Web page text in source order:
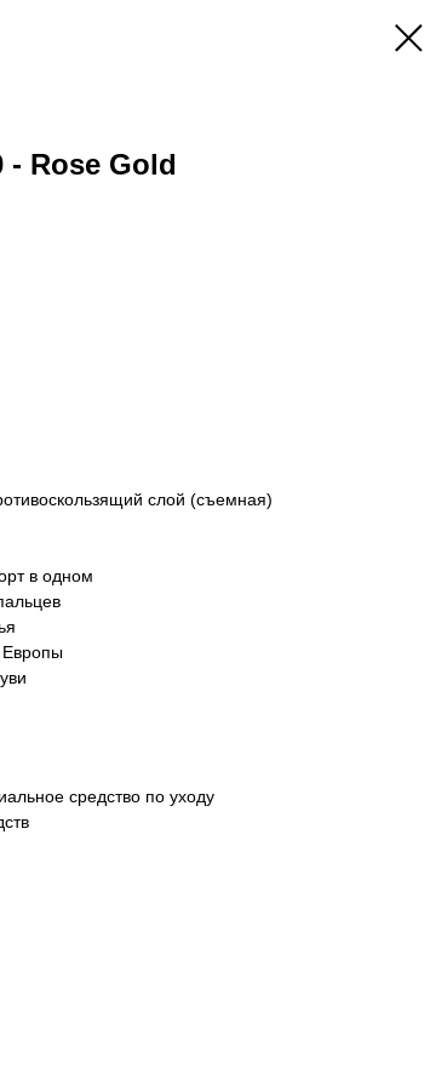
- Rose Gold
слой (съемная)
в одном
Европы
средство по уходу